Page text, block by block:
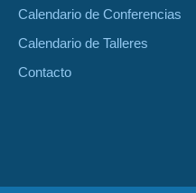
Calendario de Conferencias
Calendario de Talleres
Contacto